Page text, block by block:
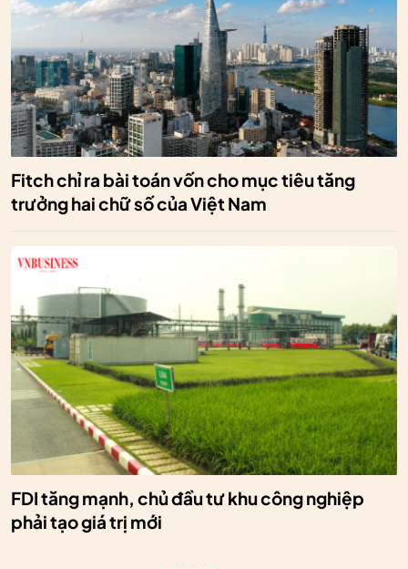
Fitch chỉ ra bài toán vốn cho mục tiêu tăng
trưởng hai chữ số của Việt Nam
FDI tăng mạnh, chủ đầu tư khu công nghiệp
phải tạo giá trị mới